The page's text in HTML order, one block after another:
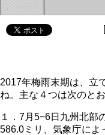
2017年梅雨末期は、立
ね。主な４つは次のとお
１．7月5−6日九州北部
586.0ミリ、気象庁によ